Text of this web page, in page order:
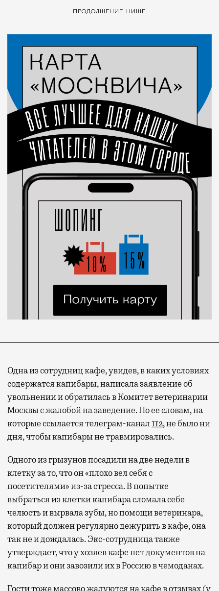
ПРОДОЛЖЕНИЕ НИЖЕ
Одна из сотрудниц кафе, увидев, в каких условиях
содержатся капибары, написала заявление об
увольнении и обратилась в Комитет ветеринарии
Москвы с жалобой на заведение. По ее словам, на
которые ссылается телеграм-канал112, не было ни
дня, чтобы капибары не травмировались.
Одного из грызунов посадили на две недели в
клетку за то, что он «плохо вел себя с
посетителями» из-за стресса. В попытке
выбраться из клетки капибара сломала себе
челюсть и вырвала зубы, но помощи ветеринара,
который должен регулярно дежурить в кафе, она
так не и дождалась. Экс-сотрудница также
утверждает, что у хозяев кафе нет документов на
капибар и они завозили их в Россию в чемоданах.
Гости тоже массово жалуются на кафе в отзывах (у